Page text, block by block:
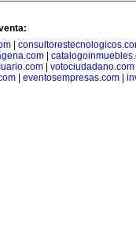
|
| votociudadano.com
| eventosempresas.com|